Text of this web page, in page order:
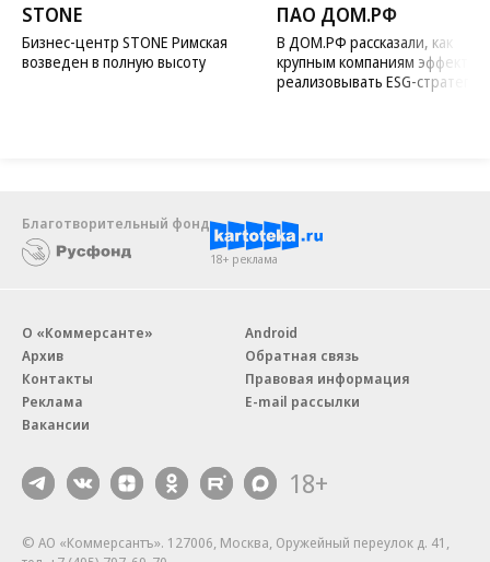
07.08.2026
STONE
07.08.2026
ПАО ДОМ.РФ
реализовывать ESG-стратегию
Благотворительный фонд
18+ реклама